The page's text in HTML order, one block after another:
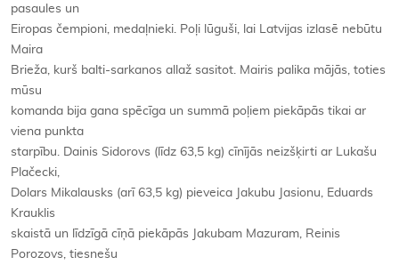
pasaules un
Eiropas čempioni, medaļnieki. Poļi lūguši, lai Latvijas izlasē nebūtu
Maira
Brieža, kurš balti-sarkanos allaž sasitot. Mairis palika mājās, toties
mūsu
komanda bija gana spēcīga un summā poļiem piekāpās tikai ar
viena punkta
starpību. Dainis Sidorovs (līdz 63,5 kg) cīnījās neizšķirti ar Lukašu
Plačecki,
Dolars Mikalausks (arī 63,5 kg) pieveica Jakubu Jasionu, Eduards
Krauklis
skaistā un līdzīgā cīņā piekāpās Jakubam Mazuram, Reinis
Porozovs, tiesnešu